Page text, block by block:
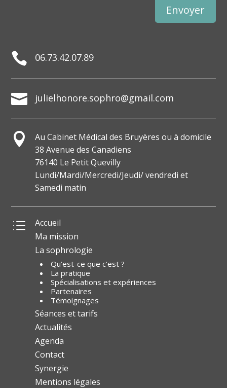
Envoyer
 06.73.42.07.89
 julielhonore.sophro@gmail.com

Au Cabinet Médical des Bruyères ou à domicile
38 Avenue des Canadiens
76140 Le Petit Quevilly
Lundi/Mardi/Mercredi/Jeudi/ vendredi et
Samedi matin
d
Accueil
Ma mission
La sophrologie
Qu’est-ce que c’est ?
La pratique
Spécialisations et expériences
Partenaires
Témoignages
Séances et tarifs
Actualités
Agenda
Contact
Synergie
Mentions légales